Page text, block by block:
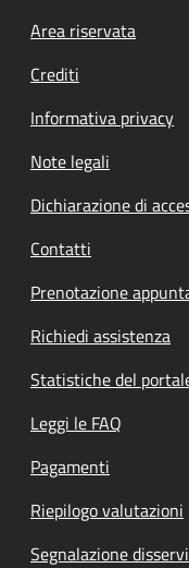
Footer
Area riservata
Crediti
Informativa privacy
Note legali
Dichiarazione di
Contatti
Prenotazione
Richiedi assistenza
Statistiche del
Leggi le FAQ
Pagamenti
Riepilogo valutazioni
Segnalazione